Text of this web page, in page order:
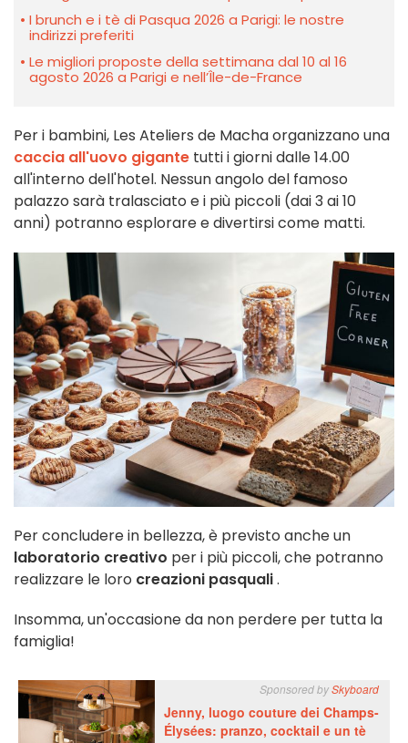
I brunch e i tè di Pasqua 2026 a Parigi: le nostre
indirizzi preferiti
Le migliori proposte della settimana dal 10 al 16
agosto 2026 a Parigi e nell’Île-de-France
Per i bambini, Les Ateliers de Macha organizzano una
caccia all'uovo gigante tutti i giorni dalle 14.00
all'interno dell'hotel. Nessun angolo del famoso
palazzo sarà tralasciato e i più piccoli (dai 3 ai 10
anni) potranno esplorare e divertirsi come matti.
Per concludere in bellezza, è previsto anche un
laboratorio creativo per i più piccoli, che potranno
realizzare le loro creazioni pasquali.
Insomma, un'occasione da non perdere per tutta la
famiglia!